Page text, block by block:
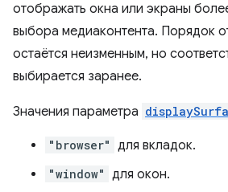
отображать окна или экраны
выбора медиаконтента. Порядок
остаётся неизменным, но
выбирается заранее.
Значения параметра
"browser" для вкладок.
"window" для окон.